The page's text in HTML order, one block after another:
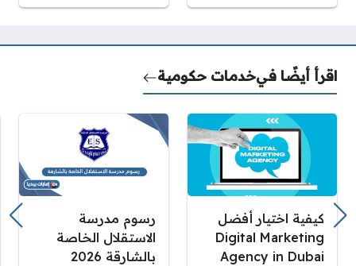
اقرأ أيضًا فيخدمات حكومية
كيفية اختيار أفضل
Digital Marketing
Agency in Dubai
رسوم مدرسة
الاستقلال الخاصة
بالشارقة 2026